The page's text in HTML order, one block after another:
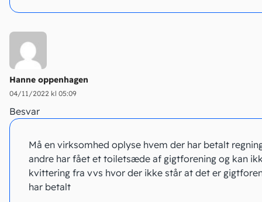
Hanne oppenhagen
04/11/2022 kl 05:09
Besvar
Må en virksomhed oplyse hvem der har betalt
andre har fået et toiletsæde af gigtforening og kan
kvittering fra vvs hvor der ikke står at det er
har betalt